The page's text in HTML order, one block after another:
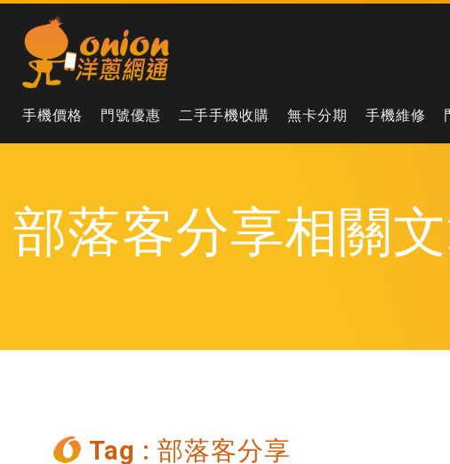
手機價格 門號優惠 二手手機收購 無卡分期 手機維修
部落客分享相關
Tag : 部落客分享